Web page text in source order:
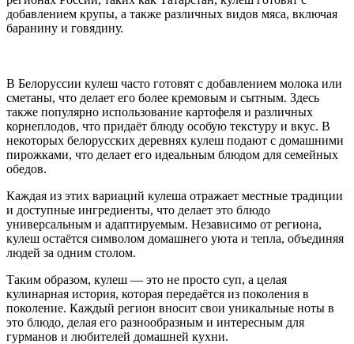
добавлением крупы, а также различных видов мяса, включая
баранину и говядину.
В Белоруссии кулеш часто готовят с добавлением молока или
сметаны, что делает его более кремовым и сытным. Здесь
также популярно использование картофеля и различных
корнеплодов, что придаёт блюду особую текстуру и вкус. В
некоторых белорусских деревнях кулеш подают с домашними
пирожками, что делает его идеальным блюдом для семейных
обедов.
Каждая из этих вариаций кулеша отражает местные традиции
и доступные ингредиенты, что делает это блюдо
универсальным и адаптируемым. Независимо от региона,
кулеш остаётся символом домашнего уюта и тепла, объединяя
людей за одним столом.
Таким образом, кулеш — это не просто суп, а целая
кулинарная история, которая передаётся из поколения в
поколение. Каждый регион вносит свои уникальные ноты в
это блюдо, делая его разнообразным и интересным для
гурманов и любителей домашней кухни.